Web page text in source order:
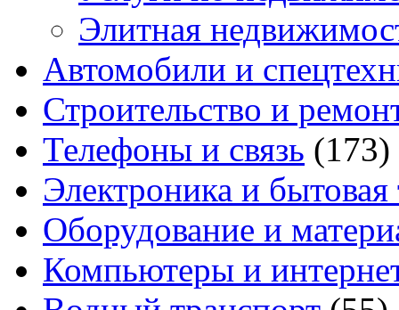
Элитная
Автомобили и
Строительство и
Телефоны и связь (173)
Электроника и бытовая
Оборудование и
Компьютеры и